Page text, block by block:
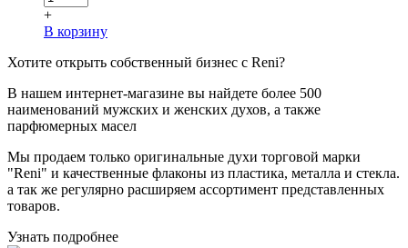
+
В корзину
Хотите открыть собственный бизнес с Reni?
В нашем интернет-магазине вы найдете более 500
наименований мужских и женских духов, а также
парфюмерных масел
Мы продаем только оригинальные духи торговой марки
"Reni" и качественные флаконы из пластика, металла и стекла.
а так же регулярно расширяем ассортимент представленных
товаров.
Узнать подробнее